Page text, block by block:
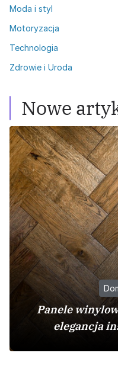
Moda i styl
Motoryzacja
Technologia
Zdrowie i Uroda
Nowe
Panele
elegancja